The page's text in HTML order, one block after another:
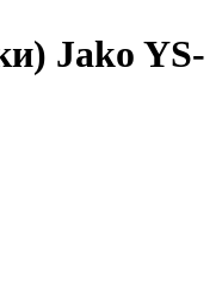
Jako YS-